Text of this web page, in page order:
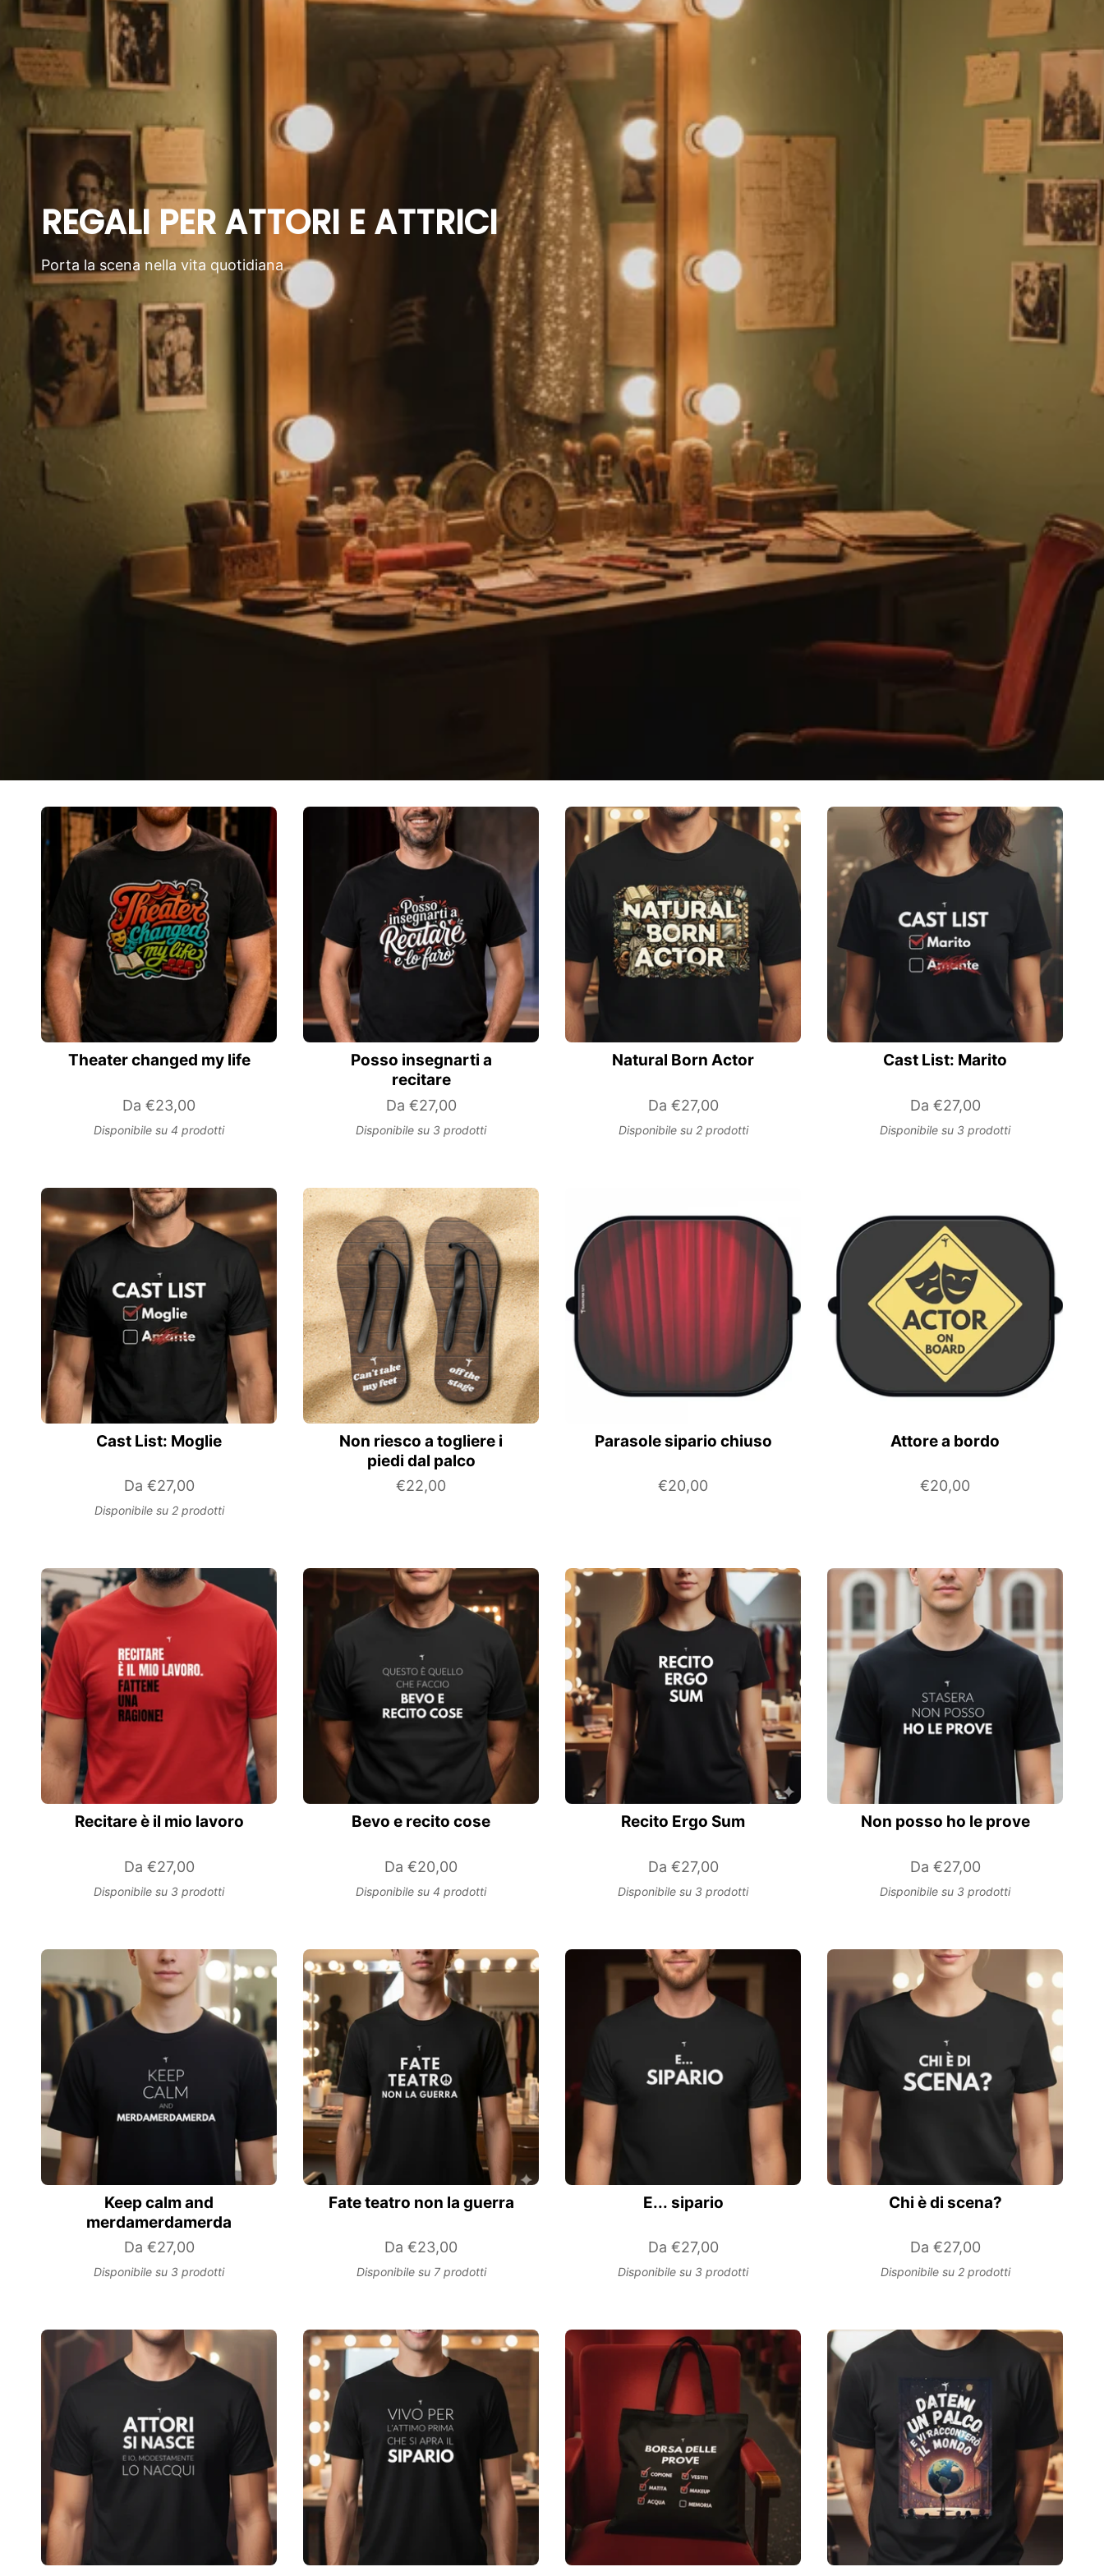
REGALI PER ATTORI E ATTRICI
Porta la scena nella vita quotidiana
Theater changed my life
Da €23,00
Disponibile su 4 prodotti
Posso insegnarti a
recitare
Da €27,00
Disponibile su 3 prodotti
Natural Born Actor
Da €27,00
Disponibile su 2 prodotti
Cast List: Marito
Da €27,00
Disponibile su 3 prodotti
Cast List: Moglie
Da €27,00
Disponibile su 2 prodotti
Non riesco a togliere i
piedi dal palco
€22,00
Parasole sipario chiuso
€20,00
Attore a bordo
€20,00
Recitare è il mio lavoro
Da €27,00
Disponibile su 3 prodotti
Bevo e recito cose
Da €20,00
Disponibile su 4 prodotti
Recito Ergo Sum
Da €27,00
Disponibile su 3 prodotti
Non posso ho le prove
Da €27,00
Disponibile su 3 prodotti
Keep calm and
merdamerdamerda
Da €27,00
Disponibile su 3 prodotti
Fate teatro non la guerra
Da €23,00
Disponibile su 7 prodotti
E... sipario
Da €27,00
Disponibile su 3 prodotti
Chi è di scena?
Da €27,00
Disponibile su 2 prodotti